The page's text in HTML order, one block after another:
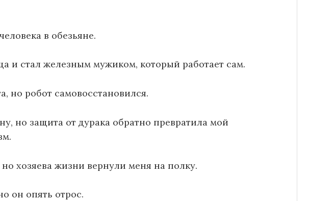
в обезьяне.
и стал железным мужиком, который работает сам.
но робот самовосстановился.
но защита от дурака обратно превратила мой
хозяева жизни вернули меня на полку.
он опять отрос.